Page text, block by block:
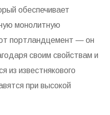
обеспечивает
монолитную
портландцемент — он
своим свойствам и
из известнякового
при высокой